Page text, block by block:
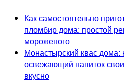
Как самостоятельно
пломбир дома: простой
мороженого
Монастырский квас дома:
освежающий напиток
вкусно